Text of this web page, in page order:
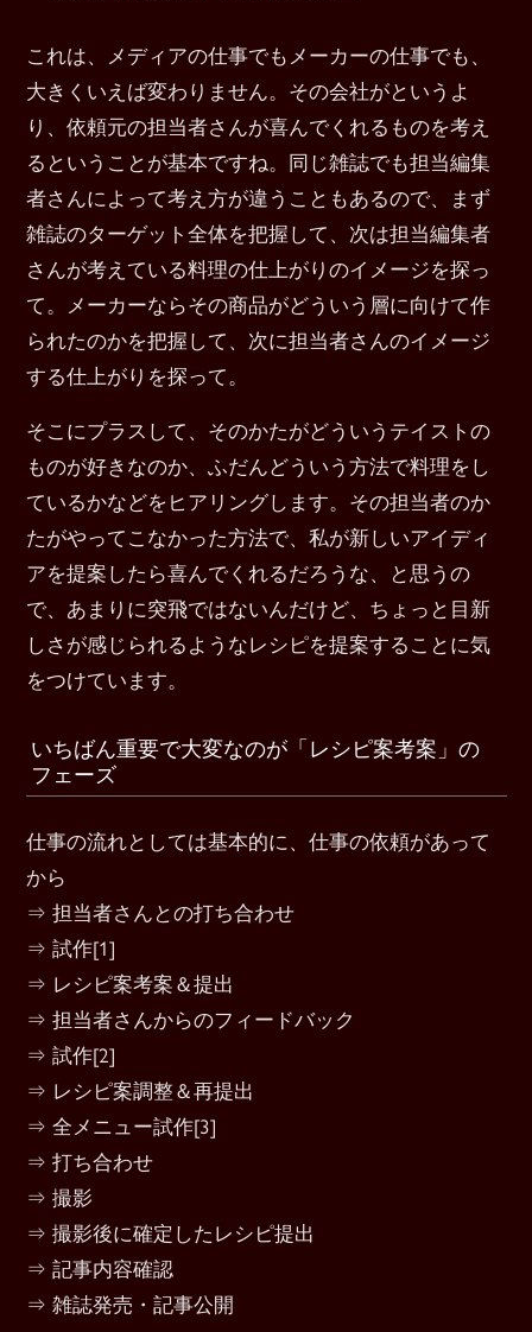
これは、メディアの仕事でもメーカーの仕事でも、
大きくいえば変わりません。その会社がというよ
り、依頼元の担当者さんが喜んでくれるものを考え
るということが基本ですね。同じ雑誌でも担当編集
者さんによって考え方が違うこともあるので、まず
雑誌のターゲット全体を把握して、次は担当編集者
さんが考えている料理の仕上がりのイメージを探っ
て。メーカーならその商品がどういう層に向けて作
られたのかを把握して、次に担当者さんのイメージ
する仕上がりを探って。
そこにプラスして、そのかたがどういうテイストの
ものが好きなのか、ふだんどういう方法で料理をし
ているかなどをヒアリングします。その担当者のか
たがやってこなかった方法で、私が新しいアイディ
アを提案したら喜んでくれるだろうな、と思うの
で、あまりに突飛ではないんだけど、ちょっと目新
しさが感じられるようなレシピを提案することに気
をつけています。
いちばん重要で大変なのが「レシピ案考案」の
フェーズ
仕事の流れとしては基本的に、仕事の依頼があって
から
⇒ 担当者さんとの打ち合わせ
⇒ 試作[1]
⇒ レシピ案考案＆提出
⇒ 担当者さんからのフィードバック
⇒ 試作[2]
⇒ レシピ案調整＆再提出
⇒ 全メニュー試作[3]
⇒ 打ち合わせ
⇒ 撮影
⇒ 撮影後に確定したレシピ提出
⇒ 記事内容確認
⇒ 雑誌発売・記事公開